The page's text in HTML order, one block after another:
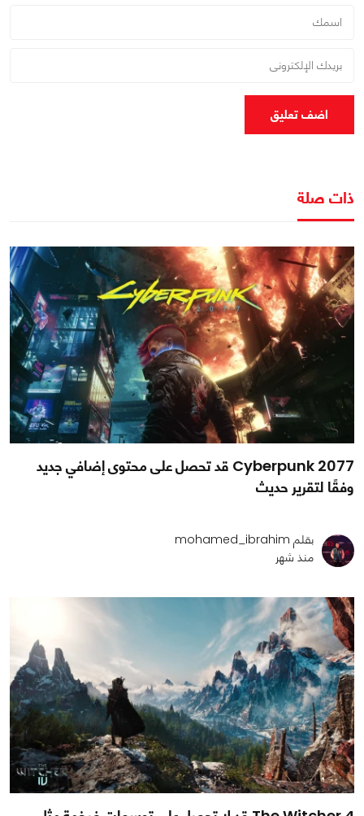
اضف تعليق
ذات صلة
Cyberpunk 2077 قد تحصل على محتوى إضافي جديد
وفقًا لتقرير حديث
بقلم mohamed_ibrahim
منذ شهر